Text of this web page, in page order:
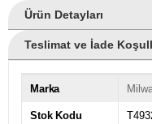
Ürün Detayları
Teslimat ve İade
Marka
Stok Kodu